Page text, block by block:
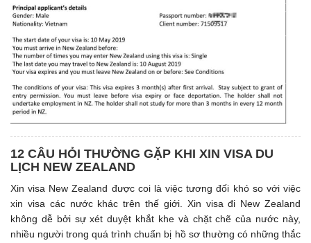
12 CÂU HỎI THƯỜNG GẶP KHI XIN VISA DU
LỊCH NEW ZEALAND
Xin visa New Zealand được coi là việc tương đối khó so với việc
xin visa các nước khác trên thế giới. Xin visa đi New Zealand
không dễ bởi sự xét duyệt khắt khe và chặt chẽ của nước này,
nhiều người trong quá trình chuẩn bị hồ sơ thường có những thắc